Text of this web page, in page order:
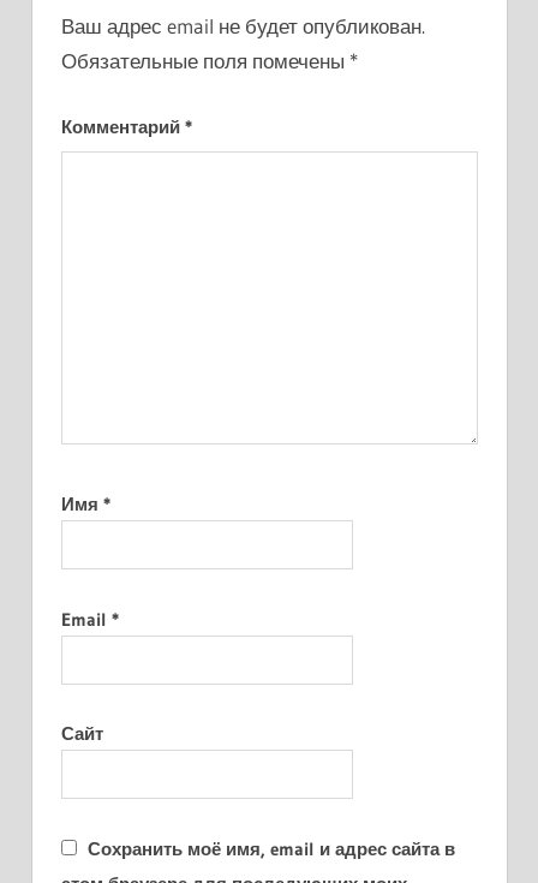
Ваш адрес email не будет опубликован.
Обязательные поля помечены *
Комментарий *
Имя *
Email *
Сайт
Сохранить моё имя, email и адрес сайта в